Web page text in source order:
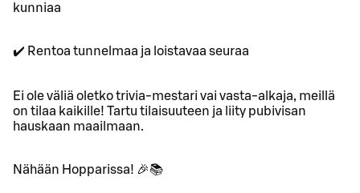
kunniaa
✔️ Rentoa tunnelmaa ja loistavaa seuraa
Ei ole väliä oletko trivia-mestari vai vasta-alkaja, meillä
on tilaa kaikille! Tartu tilaisuuteen ja liity pubivisan
hauskaan maailmaan.
Nähään Hopparissa! 🎉📚